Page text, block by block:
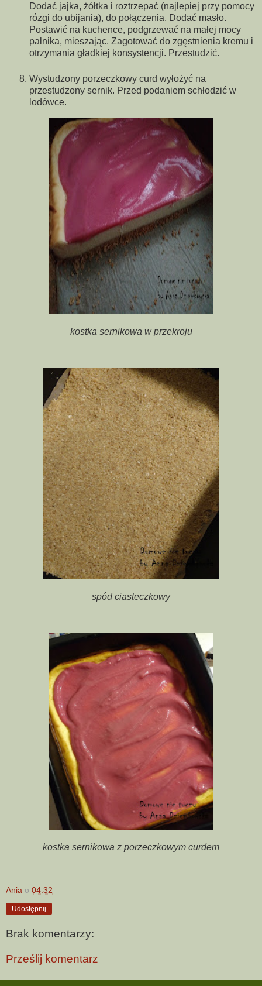
Dodać jajka, żółtka i roztrzepać (najlepiej przy pomocy
rózgi do ubijania), do połączenia. Dodać masło.
Postawić na kuchence, podgrzewać na małej mocy
palnika, mieszając. Zagotować do zgęstnienia kremu i
otrzymania gładkiej konsystencji. Przestudzić.
Wystudzony porzeczkowy curd wyłożyć na
przestudzony sernik. Przed podaniem schłodzić w
lodówce.
kostka sernikowa w przekroju
spód ciasteczkowy
kostka sernikowa z porzeczkowym curdem
Ania o 04:32
Udostępnij
Brak komentarzy:
Prześlij komentarz